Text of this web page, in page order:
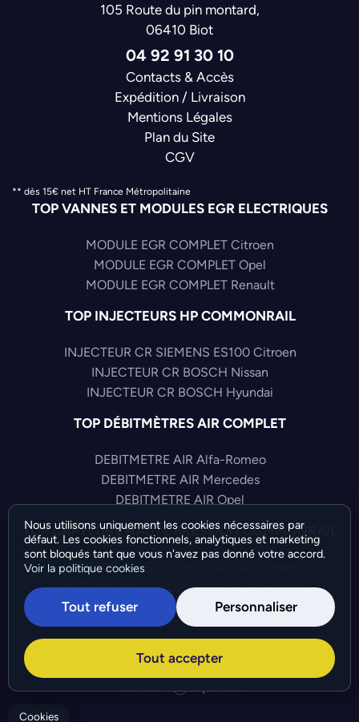
105 Route du pin montard,
06410 Biot
04 92 91 30 10
Contacts & Accès
Expédition / Livraison
Mentions Légales
Plan du Site
CGV
** dès 15€ net HT France Métropolitaine
TOP VANNES ET MODULES EGR ELECTRIQUES
MODULE EGR COMPLET Citroen
MODULE EGR COMPLET Opel
MODULE EGR COMPLET Renault
TOP INJECTEURS HP COMMONRAIL
INJECTEUR CR SIEMENS ES100 Citroen
INJECTEUR CR BOSCH Nissan
INJECTEUR CR BOSCH Hyundai
TOP DÉBITMÈTRES AIR COMPLET
DEBITMETRE AIR Alfa-Romeo
DEBITMETRE AIR Mercedes
DEBITMETRE AIR Opel
TOP CAPTEURS HAUTE PRESSION COMMONRAIL
CAPTEUR PRESS COMMONRAIL Citroen
CAPTEUR PRESS COMMONRAIL Mercedes
CAPTEUR PRESS COMMONRAIL Fiat
©Bresch SAS - Copyright 2026 - Tous droits réservés -
Préférences de cookies-Gérer mes cookies
Cookies
Nous utilisons uniquement les cookies nécessaires par
défaut. Les cookies fonctionnels, analytiques et marketing
sont bloqués tant que vous n'avez pas donné votre accord.
Voir la politique cookies
Tout refuser Personnaliser
Tout accepter